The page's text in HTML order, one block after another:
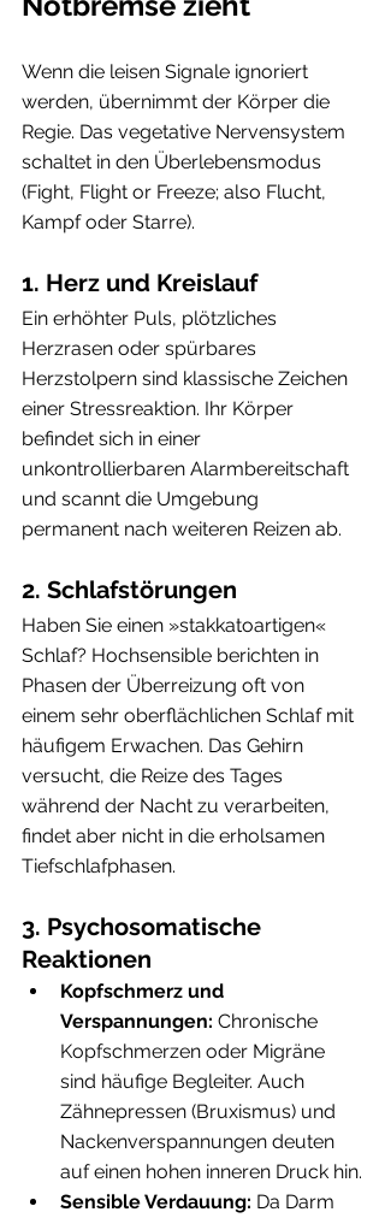
Wenn die leisen Signale ignoriert
werden, übernimmt der Körper die
Regie. Das vegetative Nervensystem
schaltet in den Überlebensmodus
(Fight, Flight or Freeze; also Flucht,
Kampf oder Starre).
1. Herz und Kreislauf
Ein erhöhter Puls, plötzliches
Herzrasen oder spürbares
Herzstolpern sind klassische Zeichen
einer Stressreaktion. Ihr Körper
befindet sich in einer
unkontrollierbaren Alarmbereitschaft
und scannt die Umgebung
permanent nach weiteren Reizen ab.
2. Schlafstörungen
Haben Sie einen »stakkatoartigen«
Schlaf? Hochsensible berichten in
Phasen der Überreizung oft von
einem sehr oberflächlichen Schlaf mit
häufigem Erwachen. Das Gehirn
versucht, die Reize des Tages
während der Nacht zu verarbeiten,
findet aber nicht in die erholsamen
Tiefschlafphasen.
3. Psychosomatische
Reaktionen
Kopfschmerz und
Verspannungen: Chronische
Kopfschmerzen oder Migräne
sind häufige Begleiter. Auch
Zähnepressen (Bruxismus) und
Nackenverspannungen deuten
auf einen hohen inneren Druck hin.
Sensible Verdauung: Da Darm